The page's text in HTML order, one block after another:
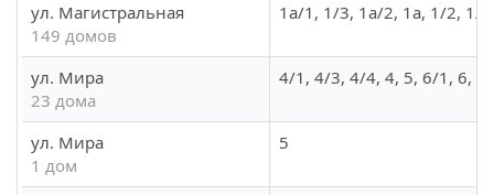
ул. Магистральная
149 домов
1а/1, 1/3, 1а/2, 1а, 1/2, 1/
ул. Мира
23 дома
4/1, 4/3, 4/4, 4, 5, 6/1, 6,
ул. Мира
1 дом
5